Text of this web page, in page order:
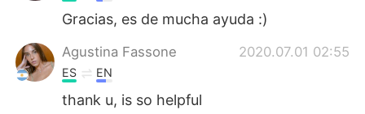
Gracias, es de mucha ayuda :)
Agustina Fassone 2020.07.01 02:55
ES EN
thank u, is so helpful